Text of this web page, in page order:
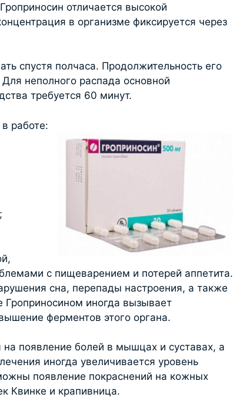
отличается высокой
в организме фиксируется через
спустя полчаса. Продолжительность его
неполного распада основной
требуется 60 минут.
работе:
с пищеварением и потерей аппетита.
сна, перепады настроения, а также
Гроприносином иногда вызывает
ферментов этого органа.
появление болей в мышцах и суставах, а
иногда увеличивается уровень
появление покраснений на кожных
Квинке и крапивница.